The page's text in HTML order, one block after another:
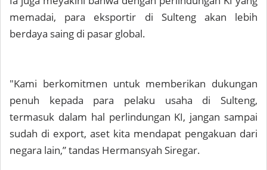
memadai, para eksportir di Sulteng akan lebih
berdaya saing di pasar global.
"Kami berkomitmen untuk memberikan dukungan
penuh kepada para pelaku usaha di Sulteng,
termasuk dalam hal perlindungan KI, jangan sampai
sudah di export, aset kita mendapat pengakuan dari
negara lain,” tandas Hermansyah Siregar.